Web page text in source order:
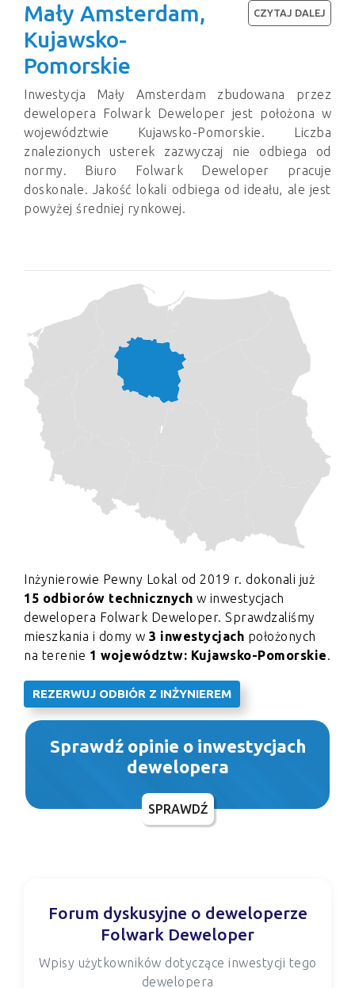
Mały Amsterdam,
Kujawsko-
Pomorskie
Inwestycja Mały Amsterdam zbudowana przez
dewelopera Folwark Deweloper jest położona w
województwie Kujawsko-Pomorskie. Liczba
znalezionych usterek zazwyczaj nie odbiega od
normy. Biuro Folwark Deweloper pracuje
doskonale. Jakość lokali odbiega od ideału, ale jest
powyżej średniej rynkowej.
CZYTAJ DALEJ
Inżynierowie Pewny Lokal od 2019 r. dokonali już
15 odbiorów technicznych w inwestycjach
dewelopera Folwark Deweloper. Sprawdzaliśmy
mieszkania i domy w 3 inwestycjach położonych
na terenie 1 województw: Kujawsko-Pomorskie.
REZERWUJ ODBIÓR Z INŻYNIEREM
Sprawdź opinie o inwestycjach
dewelopera
SPRAWDŹ
Forum dyskusyjne o deweloperze
Folwark Deweloper
Wpisy użytkowników dotyczące inwestycji tego
dewelopera